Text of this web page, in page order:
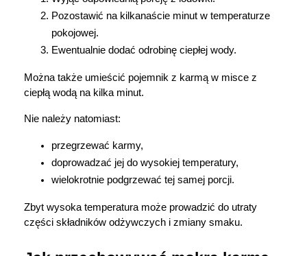
Pozostawić na kilkanaście minut w temperaturze
pokojowej.
Ewentualnie dodać odrobinę ciepłej wody.
Można także umieścić pojemnik z karmą w misce z
ciepłą wodą na kilka minut.
Nie należy natomiast:
przegrzewać karmy,
doprowadzać jej do wysokiej temperatury,
wielokrotnie podgrzewać tej samej porcji.
Zbyt wysoka temperatura może prowadzić do utraty
części składników odżywczych i zmiany smaku.